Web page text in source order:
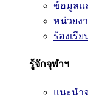
ข้อมูลแ
หน่วยง
ร้องเรี
รู้จักจุฬาฯ
แนะนำ